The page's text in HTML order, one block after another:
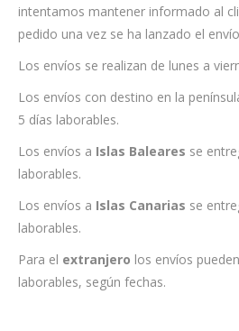
intentamos mantener informado al
pedido una vez se ha lanzado el
Los envíos se realizan de lunes a
Los envíos con destino en la
5 días laborables.
Los envíos a Islas Baleares se
laborables.
Los envíos a Islas Canarias se
laborables.
Para el extranjero los envíos
laborables, según fechas.